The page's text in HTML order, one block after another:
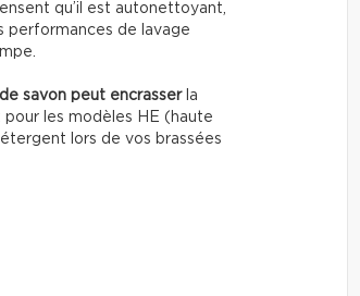
qu’il est autonettoyant,
performances de lavage
savon peut encrasserla
les modèles HE (haute
lors de vos brassées